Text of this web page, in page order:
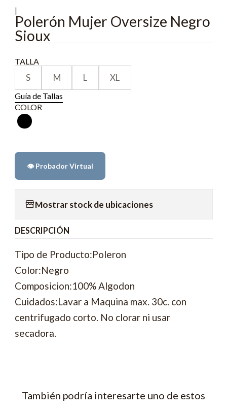
|
Polerón Mujer Oversize Negro
Sioux
TALLA
S M L XL
Guía de Tallas
COLOR
👁️ Probador Virtual
Mostrar stock de ubicaciones
DESCRIPCIÓN
Tipo de Producto:Poleron
Color:Negro
Composicion:100% Algodon
Cuidados:Lavar a Maquina max. 30c. con
centrifugado corto. No clorar ni usar
secadora.
También podría interesarte uno de estos